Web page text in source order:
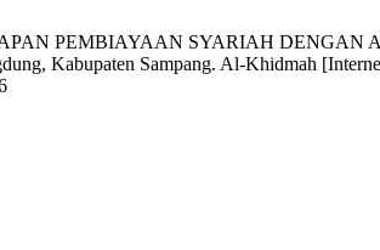
PEMBIAYAAN SYARIAH
Kabupaten Sampang. Al-Khidmah